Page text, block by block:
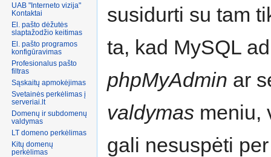
susidurti su tam
ta, kad MySQL
phpMyAdmin ar
valdymas meniu,
gali nesuspėti
UAB "Interneto vizija"
Kontaktai
El. pašto dėžutės
slaptažodžio keitimas
El. pašto programos
konfigūravimas
Profesionalus pašto
filtras
Sąskaitų apmokėjimas
Svetainės perkėlimas į
serveriai.lt‏‎
Domenų ir subdomenų
valdymas
LT domeno perkėlimas
Kitų domenų
perkėlimas